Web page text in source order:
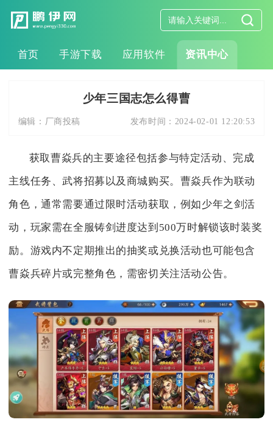
首页 手游下载 应用软件 资讯中心
少年三国志怎么得曹
编辑： 厂商投稿 发布时间： 2024-02-01 12:20:53
获取曹焱兵的主要途径包括参与特定活动、完成
主线任务、武将招募以及商城购买。曹焱兵作为联动
角色，通常需要通过限时活动获取，例如少年之剑活
动，玩家需在全服铸剑进度达到500万时解锁该时装奖
励。游戏内不定期推出的抽奖或兑换活动也可能包含
曹焱兵碎片或完整角色，需密切关注活动公告。